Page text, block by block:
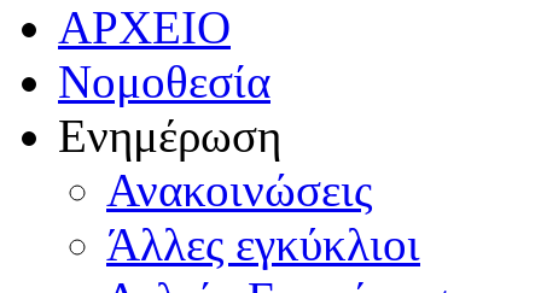
ΑΡΧΕΙΟ
Νομοθεσία
Ενημέρωση
Ανακοινώσεις
Άλλες εγκύκλιοι